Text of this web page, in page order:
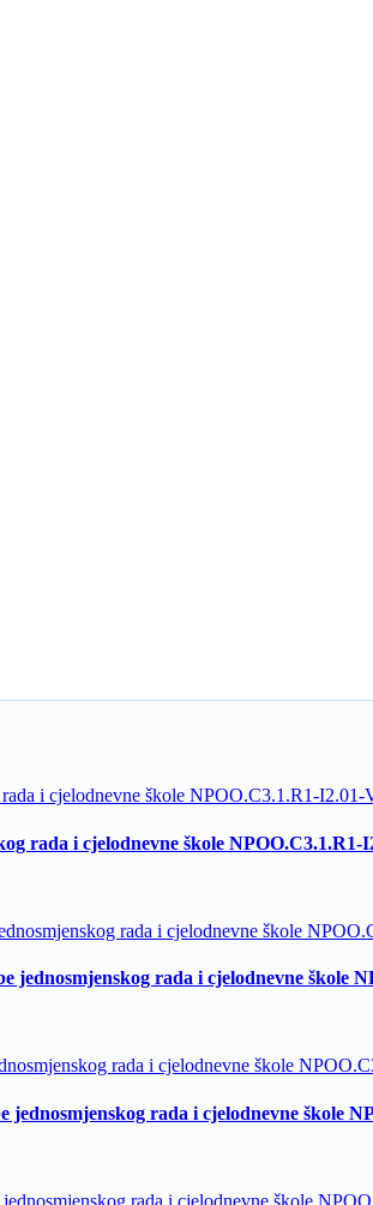
rada i cjelodnevne škole NPOO.C3.1.R1-
rada i cjelodnevne škole
rada i cjelodnevne škole